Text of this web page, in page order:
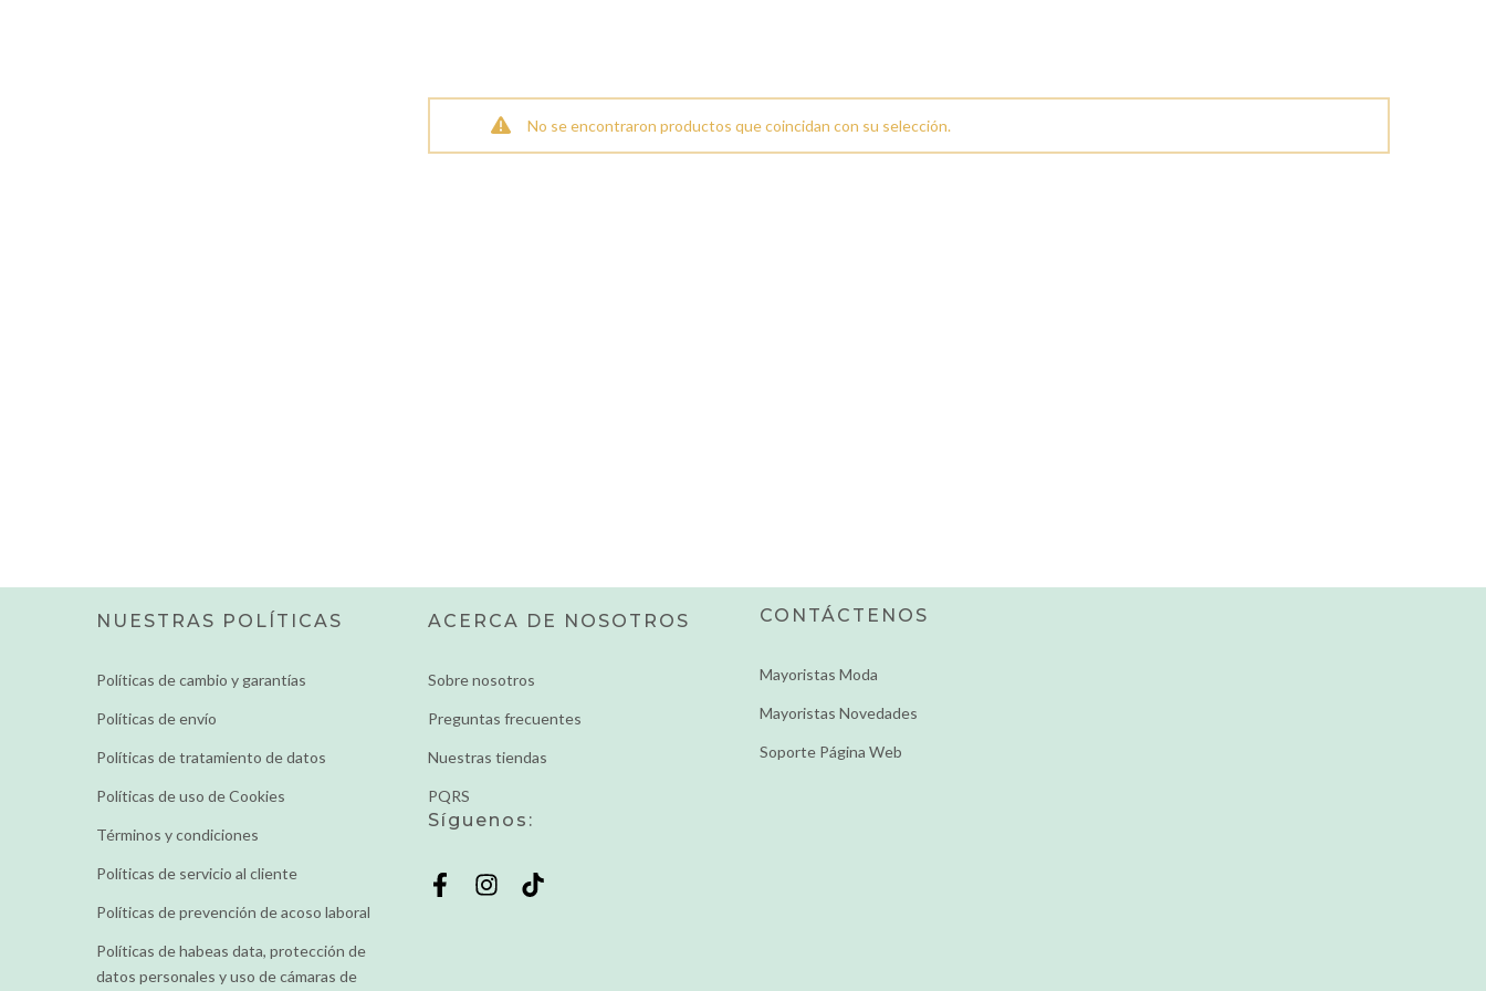
No se encontraron productos que coincidan con su selección.
NUESTRAS POLÍTICAS
Políticas de cambio y garantías
Políticas de envío
Políticas de tratamiento de datos
Políticas de uso de Cookies
Términos y condiciones
Políticas de servicio al cliente
Políticas de prevención de acoso laboral
Políticas de habeas data, protección de
datos personales y uso de cámaras de
ACERCA DE NOSOTROS
Sobre nosotros
Preguntas frecuentes
Nuestras tiendas
PQRS
Síguenos:
CONTÁCTENOS
Mayoristas Moda
Mayoristas Novedades
Soporte Página Web